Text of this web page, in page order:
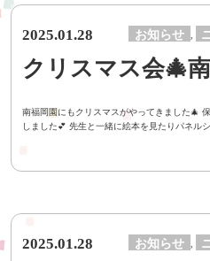
2025.01.28 お知らせ ,
クリスマス会🎄
南福岡園にもクリスマスがやってきました🎄
しました💕 先生と一緒に絵本を見たりパネル
2025.01.28 お知らせ ,